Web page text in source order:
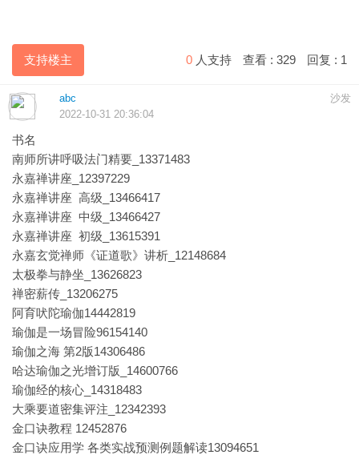
支持楼主 0 人支持 查看 : 329 回复 : 1
沙发
abc
2022-10-31 20:36:04
书名
南师所讲呼吸法门精要_13371483
永嘉禅讲座_12397229
永嘉禅讲座 高级_13466417
永嘉禅讲座 中级_13466427
永嘉禅讲座 初级_13615391
永嘉玄觉禅师《证道歌》讲析_12148684
太极拳与静坐_13626823
禅密薪传_13206275
阿育吠陀瑜伽14442819
瑜伽是一场冒险96154140
瑜伽之海 第2版14306486
哈达瑜伽之光增订版_14600766
瑜伽经的核心_14318483
大乘要道密集评注_12342393
金口诀教程 12452876
金口诀应用学 各类实战预测例题解读13094651